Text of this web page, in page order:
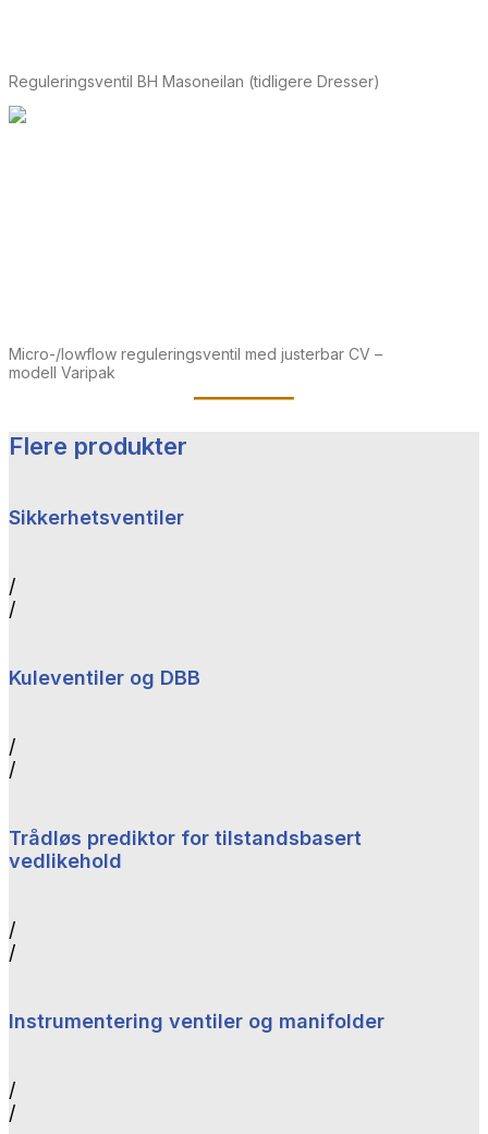
Reguleringsventil BH Masoneilan (tidligere Dresser)
Micro-/lowflow reguleringsventil med justerbar CV –
modell Varipak
Flere produkter
Sikkerhetsventiler
/
/
Kuleventiler og DBB
/
/
Trådløs prediktor for tilstandsbasert
vedlikehold
/
/
Instrumentering ventiler og manifolder
/
/